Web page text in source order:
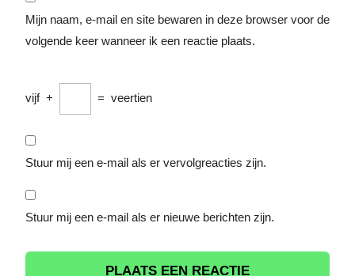
Mijn naam, e-mail en site bewaren in deze browser voor de
volgende keer wanneer ik een reactie plaats.
vijf + = veertien
Stuur mij een e-mail als er vervolgreacties zijn.
Stuur mij een e-mail als er nieuwe berichten zijn.